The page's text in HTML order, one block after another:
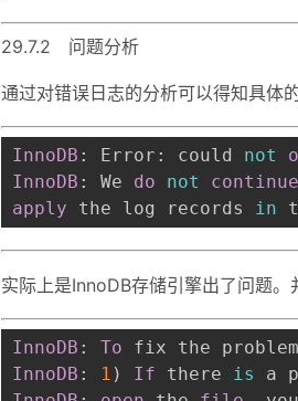
29.7.2 问题分析
通过对错误日志的分析可以得知具体
InnoDB : Error: could not
InnoDB : We do not continue
apply the log records in
实际上是InnoDB存储引擎出了问题。
InnoDB : To fix the
InnoDB : 1 ) If there is a